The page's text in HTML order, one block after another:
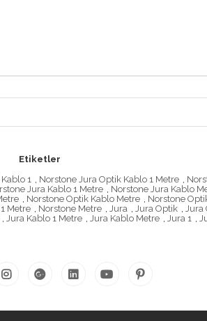
Etiketler
1 , Norstone Jura Optik Kablo 1 Metre ,
Jura Kablo 1 Metre , Norstone Jura Kablo
, Norstone Optik Kablo Metre , Norstone
Metre , Norstone Metre , Jura , Jura Optik , Jura
, Jura Kablo 1 Metre , Jura Kablo Metre , Jura 1 ,